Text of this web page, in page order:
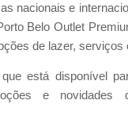
nacionais e
Belo Outlet
de lazer, serviços
está disponível
e novidades